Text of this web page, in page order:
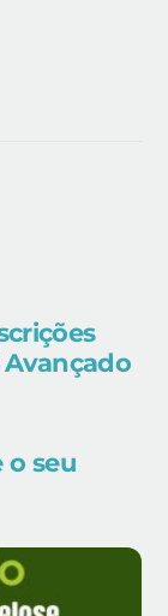
Avançado
seu